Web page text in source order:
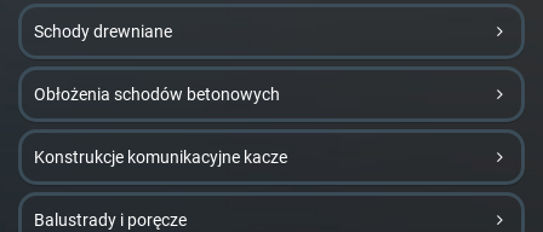
Schody drewniane
Obłożenia schodów betonowych
Konstrukcje komunikacyjne kacze
Balustrady i poręcze